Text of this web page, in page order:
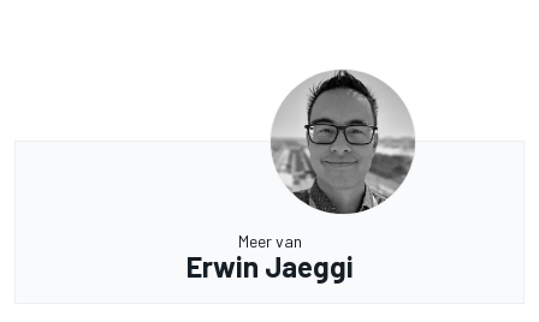
Meer van
Erwin Jaeggi